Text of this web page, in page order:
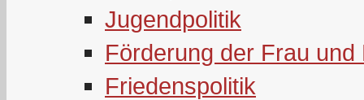
Jugendpolitik
Förderung der Frau und
Friedenspolitik